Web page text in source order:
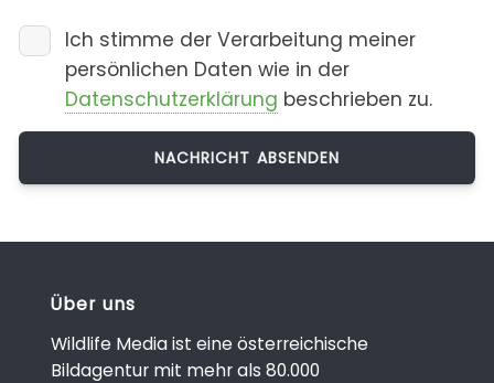
Ich stimme der Verarbeitung meiner
persönlichen Daten wie in der
Datenschutzerklärung beschrieben zu.
Über uns
Wildlife Media ist eine österreichische
Bildagentur mit mehr als 80.000